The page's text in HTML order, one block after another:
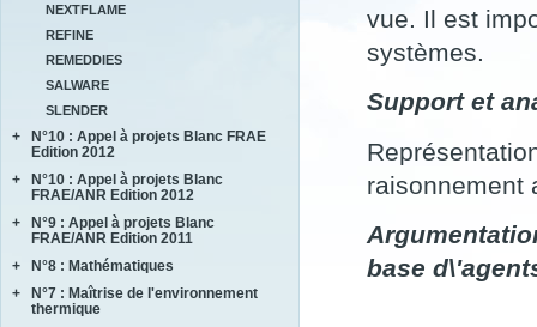
OPTIMUM
SUB SUPER JET
TIMBER
NEXTFLAME
REFINE
REMEDDIES
SALWARE
SLENDER
+
N°10 : Appel à projets Blanc FRAE
Edition 2012
ACCITE
PARASOFT
SEMAFOR
+
N°10 : Appel à projets Blanc
FRAE/ANR Edition 2012
LIMICOS
+
N°9 : Appel à projets Blanc
FRAE/ANR Edition 2011
DISCERN
SePaCoDe
SONOBL
+ N°8 : Mathématiques
ECOSEA
IPPON
+
N°7 : Maîtrise de l'environnement
thermique
vue. Il est
systèmes.
Support et
raisonnement
base